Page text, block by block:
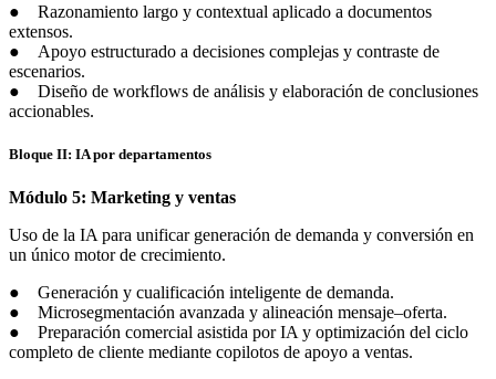
● Razonamiento largo y contextual aplicado a documentos
extensos.
● Apoyo estructurado a decisiones complejas y contraste de
escenarios.
● Diseño de workflows de análisis y elaboración de conclusiones
accionables.
Bloque II: IA por departamentos
Módulo 5: Marketing y ventas
Uso de la IA para unificar generación de demanda y conversión en
un único motor de crecimiento.
● Generación y cualificación inteligente de demanda.
● Microsegmentación avanzada y alineación mensaje–oferta.
● Preparación comercial asistida por IA y optimización del ciclo
completo de cliente mediante copilotos de apoyo a ventas.